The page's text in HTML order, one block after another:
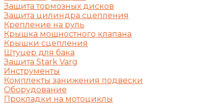
Защита тормозных дисков
Защита цилиндра сцепления
Крепление на руль
Крышка мощностного клапана
Крышки сцепления
Штуцер для бака
Защита Stark Varg
Инструменты
Комплекты занижения подвески
Оборудование
Прокладки на мотоциклы